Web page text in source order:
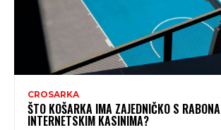
CROSARKA
ŠTO KOŠARKA IMA ZAJEDNIČKO S RABONA
INTERNETSKIM KASINIMA?